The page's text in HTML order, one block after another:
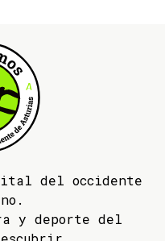
del occidente
y deporte del